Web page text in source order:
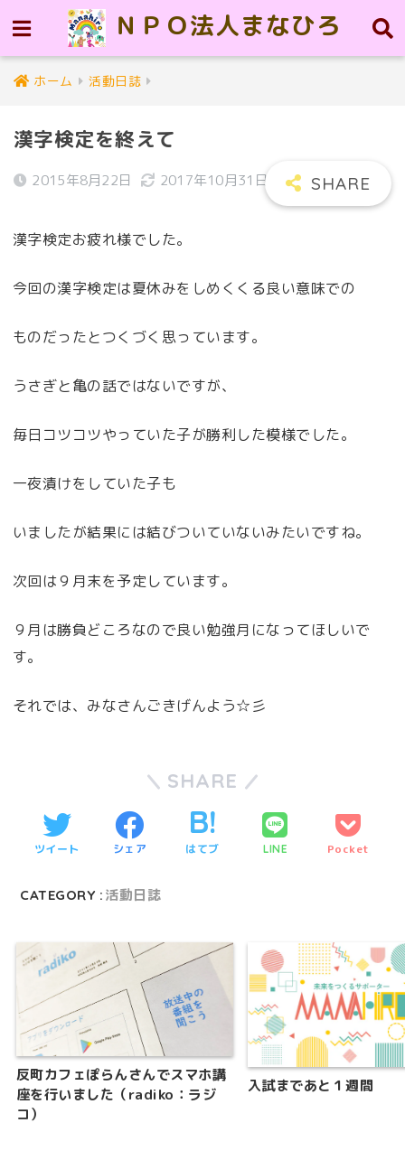
ＮＰＯ法人まなひろ
ホーム 活動日誌
漢字検定を終えて
2015年8月22日 2017年10月31日
漢字検定お疲れ様でした。
今回の漢字検定は夏休みをしめくくる良い意味での
ものだったとつくづく思っています。
うさぎと亀の話ではないですが、
毎日コツコツやっていた子が勝利した模様でした。
一夜漬けをしていた子も
いましたが結果には結びついていないみたいですね。
次回は９月末を予定しています。
９月は勝負どころなので良い勉強月になってほしいで
す。
それでは、みなさんごきげんよう☆彡
SHARE
ツイート シェア はてブ LINE Pocket
CATEGORY : 活動日誌
反町カフェぽらんさんでスマホ講
座を行いました（radiko：ラジ
コ）
入試まであと１週間